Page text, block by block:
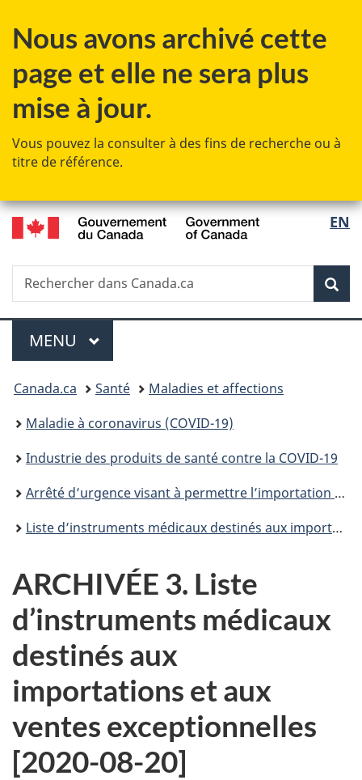
au
des
au
principal
à
Au
»
à
version
Nous avons archivé cette
page et elle ne sera plus
mise à jour.
Vous pouvez la consulter à des fins de recherche ou à
titre de référence.
de
la
EN
Recherche
Rechercher
dans
Menu
MENU PRINCIPAL
Vous
êtes
ici :
Canada.ca Santé
Maladies et affections
Maladie à coronavirus (COVID-19)
Industrie des produits de santé contre la COVID-19
Arrêté d’urgence visant à permettre l’importation et la vente exceptionnelles pour aider à prévenir les pénuries occasionnées par la COVID-19
Liste d’instruments médicaux destinés aux importations et aux ventes exceptionnelles
ARCHIVÉE 3. Liste
d’instruments médicaux
destinés aux
importations et aux
ventes exceptionnelles
[2020-08-20]